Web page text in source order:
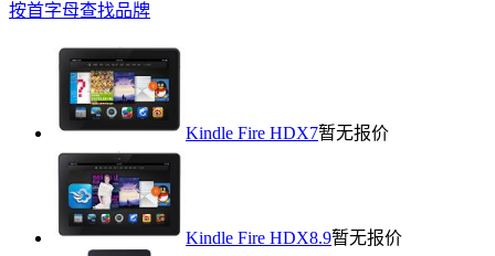
按首字母查找品牌
Kindle Fire HDX7暂无报价
Kindle Fire HDX8.9暂无报价